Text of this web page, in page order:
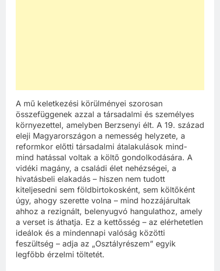
A mű keletkezési körülményei szorosan
összefüggenek azzal a társadalmi és személyes
környezettel, amelyben Berzsenyi élt. A 19. század
eleji Magyarországon a nemesség helyzete, a
reformkor előtti társadalmi átalakulások mind-
mind hatással voltak a költő gondolkodására. A
vidéki magány, a családi élet nehézségei, a
hivatásbeli elakadás – hiszen nem tudott
kiteljesedni sem földbirtokosként, sem költőként
úgy, ahogy szerette volna – mind hozzájárultak
ahhoz a rezignált, belenyugvó hangulathoz, amely
a verset is áthatja. Ez a kettősség – az elérhetetlen
ideálok és a mindennapi valóság közötti
feszültség – adja az „Osztályrészem” egyik
legfőbb érzelmi töltetét.